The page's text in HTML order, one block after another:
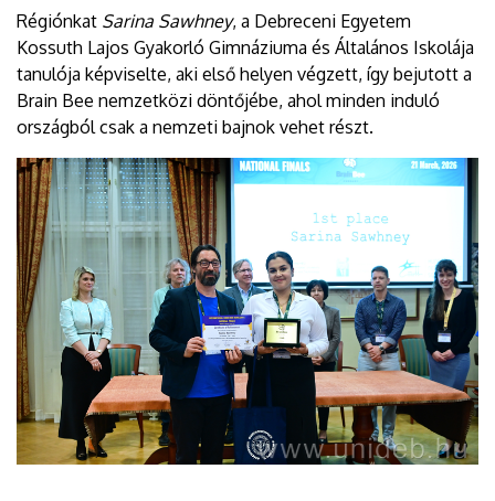
Régiónkat Sarina Sawhney, a Debreceni Egyetem
Kossuth Lajos Gyakorló Gimnáziuma és Általános Iskolája
tanulója képviselte, aki első helyen végzett, így bejutott a
Brain Bee nemzetközi döntőjébe, ahol minden induló
országból csak a nemzeti bajnok vehet részt.